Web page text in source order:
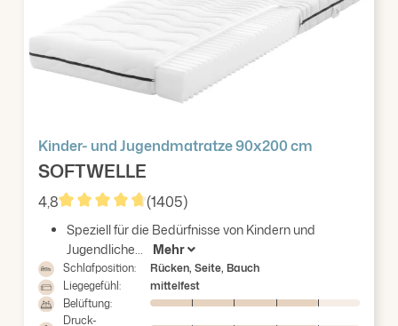
Kinder- und Jugendmatratze 90x200 cm
SOFTWELLE
4,8
Durchschnittliche Bewertung von 4.83 von 5
(1405)
Speziell für die Bedürfnisse von Kindern und
Jugendliche...
Mehr
Schlafposition:
Rücken, Seite, Bauch
Liegegefühl:
mittelfest
Belüftung:
Druck-